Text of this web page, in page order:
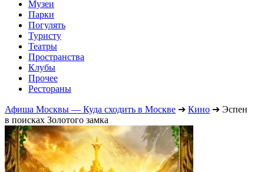
Музеи
Парки
Погулять
Туристу
Театры
Пространства
Клубы
Прочее
Рестораны
Афиша Москвы — Куда сходить в Москве ➔ Кино ➔ Эспен
в поисках Золотого замка